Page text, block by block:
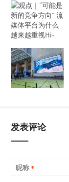
发表评论
昵称 *